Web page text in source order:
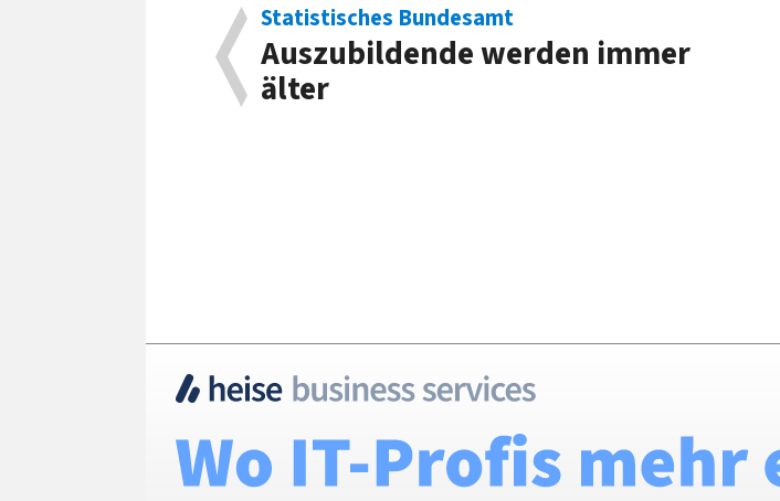
Statistisches Bundesamt
Auszubildende werden immer
älter